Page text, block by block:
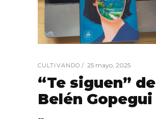
CULTIVANDO 25 mayo, 2025
“Te siguen” de
Belén Gopegui